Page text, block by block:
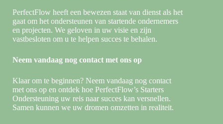
PerfectFlow heeft een bewezen staat van dienst als het
gaat om het ondersteunen van startende ondernemers
en projecten. We geloven in uw visie en zijn
vastbesloten om u te helpen succes te behalen.
Neem vandaag nog contact met ons op
Klaar om te beginnen? Neem vandaag nog contact
met ons op en ontdek hoe PerfectFlow’s Starters
Ondersteuning uw reis naar succes kan versnellen.
Samen kunnen we uw dromen omzetten in realiteit.